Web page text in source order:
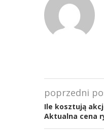
poprzedni
Ile kosztują
Aktualna cena